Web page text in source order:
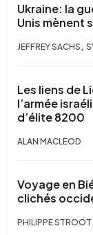
Ukraine: la
Unis mènent
JEFFREY SACHS ,
Les liens de
l’armée
d’élite 8200
ALAN MACLEOD
Voyage en
clichés
PHILIPPE STROOT